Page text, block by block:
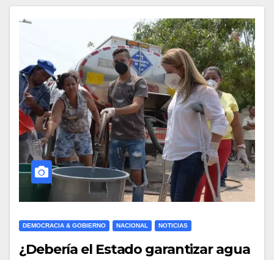
DEMOCRACIA & GOBIERNO NACIONAL NOTICIAS
¿Debería el Estado garantizar agua